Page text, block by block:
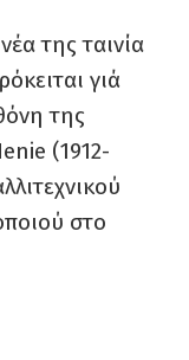
της ταινία
γιά
της
(1912-
στο